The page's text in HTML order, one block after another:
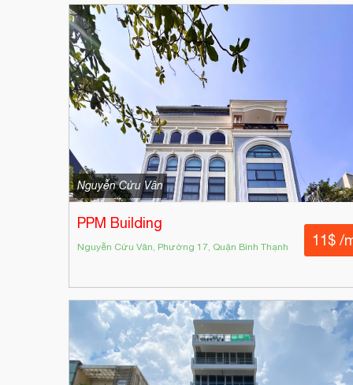
Nguyễn Cửu Vân
PPM Building
Nguyễn Cửu Vân, Phường 17, Quận Bình Thạnh 11$ /